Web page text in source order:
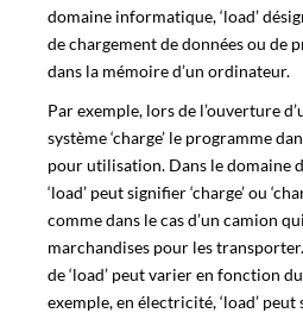
domaine informatique, ‘load’
de chargement de données ou de
dans la mémoire d’un ordinateur.
Par exemple, lors de l’ouverture
système ‘charge’ le programme
pour utilisation. Dans le domaine
‘load’ peut signifier ‘charge’ ou
comme dans le cas d’un camion qui
marchandises pour les
de ‘load’ peut varier en fonction
exemple, en électricité, ‘load’